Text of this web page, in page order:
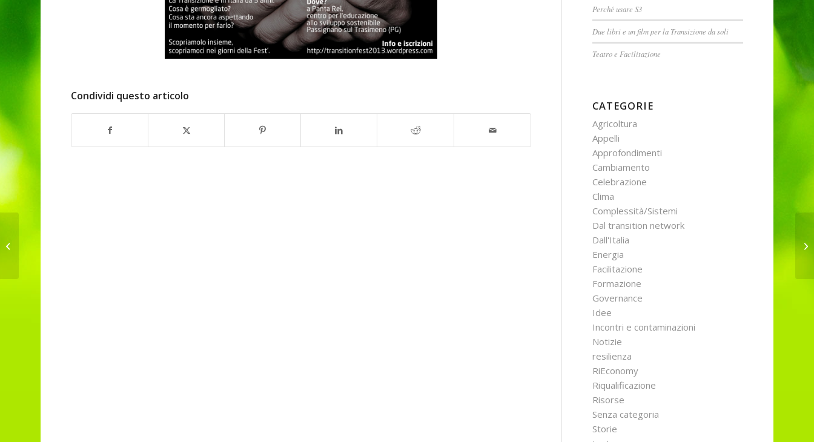
Condividi questo articolo
Perché usare S3
Due libri e un film per la Transizione da soli
Teatro e Facilitazione
CATEGORIE
Agricoltura
Appelli
Approfondimenti
Cambiamento
Celebrazione
Clima
Complessità/Sistemi
Dal transition network
Dall'Italia
Energia
Facilitazione
Formazione
Governance
Idee
Incontri e contaminazioni
Notizie
resilienza
RiEconomy
Riqualificazione
Risorse
Senza categoria
Storie